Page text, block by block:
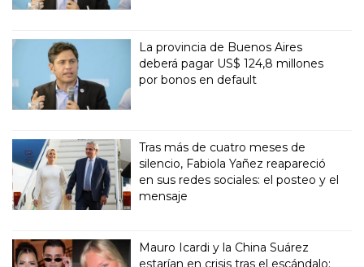
La provincia de Buenos Aires
deberá pagar US$ 124,8 millones
por bonos en default
Tras más de cuatro meses de
silencio, Fabiola Yañez reapareció
en sus redes sociales: el posteo y el
mensaje
Mauro Icardi y la China Suárez
estarían en crisis tras el escándalo: